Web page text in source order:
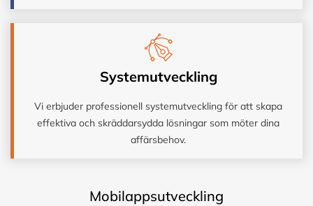
Systemutveckling
Vi erbjuder professionell systemutveckling för att skapa
effektiva och skräddarsydda lösningar som möter dina
affärsbehov.
Mobilappsutveckling